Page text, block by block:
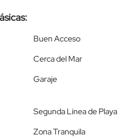
Buen Acceso
Cerca del Mar
Garaje
Segunda Linea de Playa
Zona Tranquila